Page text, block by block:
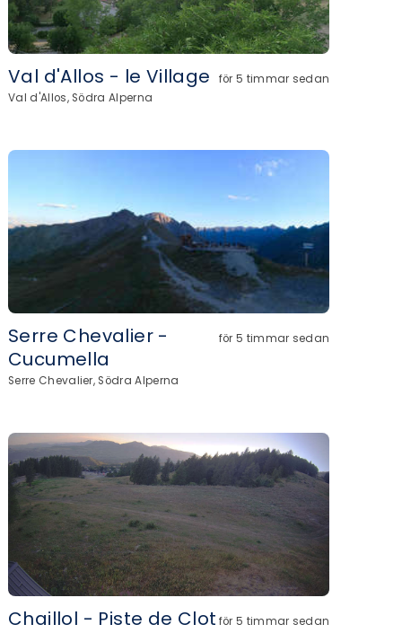
Val d'Allos - le Village
för 5 timmar sedan
Val d'Allos, Södra Alperna
Serre Chevalier -
Cucumella
för 5 timmar sedan
Serre Chevalier, Södra Alperna
Chaillol - Piste de Clot för 5 timmar sedan